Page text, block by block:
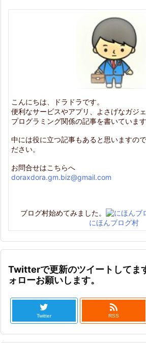
こんにちは、ドラドラです。
便利なサービスやアプリ、よさげなガジ
プログラミング関係の記事を書いています
中には役に立つ記事もあると思いますの
ださい。
お問合せはこちらへ
doraxdora.gm.biz@gmail.com
ブログ村始めてみました。
にほんブログ村
Twitterで更新のツイートしてま
ォローお願いします。
Twitter

RSS